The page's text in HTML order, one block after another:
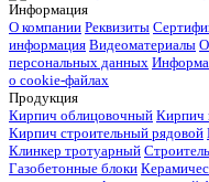
Информация
О компании Реквизиты
информация Видеоматериалы
персональных данных
о cookie-файлах
Продукция
Кирпич облицовочный Кирпич
Кирпич строительный рядовой
Клинкер тротуарный
Газобетонные блоки